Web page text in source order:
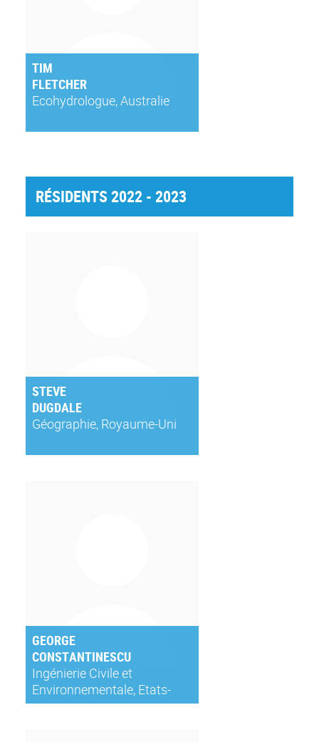
TIM
FLETCHER
Ecohydrologue, Australie
RÉSIDENTS 2022 - 2023
STEVE
DUGDALE
Géographie, Royaume-Uni
GEORGE
CONSTANTINESCU
Ingénierie Civile et
Environnementale, Etats-
Unis